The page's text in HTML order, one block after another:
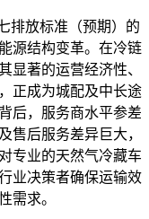
排放标准（预期）的
源结构变革。在冷链
显著的运营经济性、
正成为城配及中长途
后，服务商水平参差
售后服务差异巨大，
专业的天然气冷藏车
业决策者确保运输效
需求。